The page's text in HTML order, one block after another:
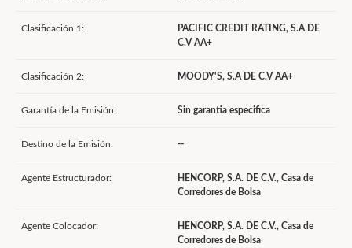
Clasificación 1:
PACIFIC CREDIT RATING, S.A DE
C.V AA+
Clasificación 2: MOODY'S, S.A DE C.V AA+
Garantía de la Emisión: Sin garantia especifica
Destino de la Emisión: --
Agente Estructurador:
HENCORP, S.A. DE C.V., Casa de
Corredores de Bolsa
Agente Colocador:
HENCORP, S.A. DE C.V., Casa de
Corredores de Bolsa